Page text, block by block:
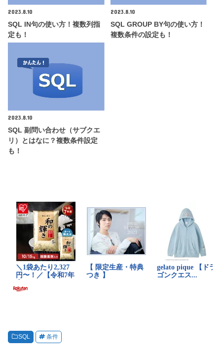
2023.8.10
SQL IN句の使い方！複数列指
定も！
2023.8.10
SQL GROUP BY句の使い方！
複数条件の設定も！
2023.8.10
SQL 副問い合わせ（サブクエ
リ）とはなに？複数条件設定
も！
SQL 条件